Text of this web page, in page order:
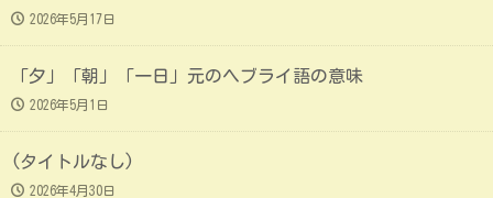
2026年5月17日
「夕」「朝」「一日」元のヘブライ語の意味
2026年5月1日
(タイトルなし)
2026年4月30日